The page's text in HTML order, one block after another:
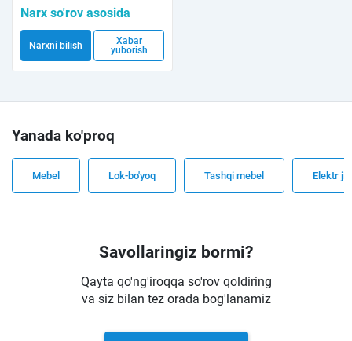
Narx so'rov asosida
Narxni bilish
Xabar
yuborish
Yanada ko'proq
Mebel Lok-bo'yoq Tashqi mebel Elektr
Savollaringiz bormi?
Qayta qo'ng'iroqqa so'rov qoldiring
va siz bilan tez orada bog'lanamiz